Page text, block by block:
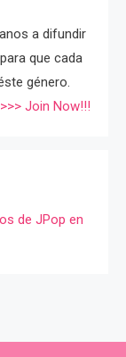
a difundir
que cada
género.
>>> Join Now!!!